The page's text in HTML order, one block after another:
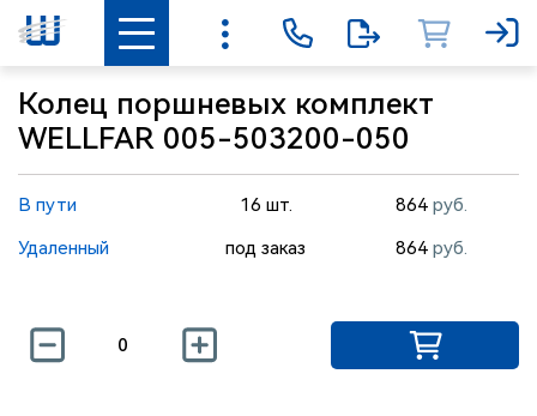
Колец поршневых комплект
WELLFAR 005-503200-050
В пути 16 шт. 864руб.
Удаленный
под заказ 864руб.